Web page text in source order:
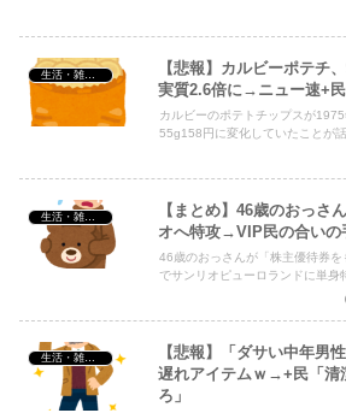
【悲報】カルビーポテチ
実質2.6倍に→ニュー速+民
カルビーのポテトチップスが
55g158円に変化していたことが
【まとめ】46歳のおっさ
オへ特攻→VIP民の合いの
46歳のおっさんが「株主優待券
でサンリオピューロランドに単身
生活・雑談・恋愛
【悲報】「ダサい中年男
遅れアイテムｗ→+民「清
ろ」